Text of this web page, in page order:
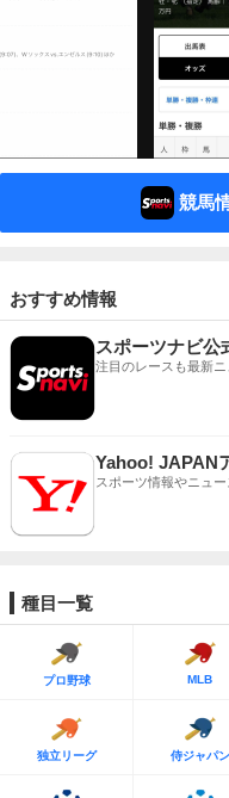
競馬
おすすめ情報
スポーツナビ公
注目のレースも最新
Yahoo! JAPAN
スポーツ情報やニュ
種目一覧
プロ野球 MLB
独立リーグ 侍ジャパン